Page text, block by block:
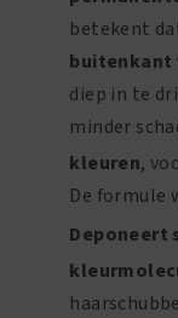
betekent
buitenkant
diep in te
minder
kleuren,
De formule
Deponeert